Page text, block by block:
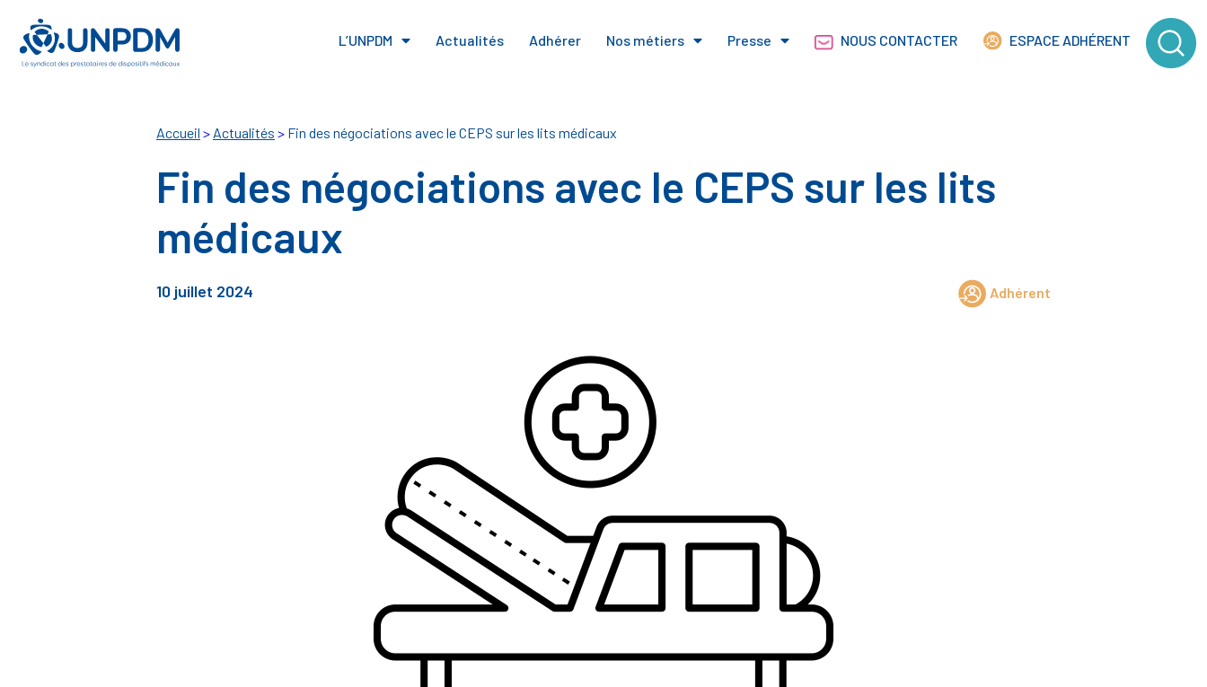
L’UNPDM Actualités Adhérer Nos métiers Presse NOUS CONTACTER ESPACE ADHÉRENT
Accueil > Actualités > Fin des négociations avec le CEPS sur les lits médicaux
Fin des négociations avec le CEPS sur les lits
médicaux
10 juillet 2024 Adhérent